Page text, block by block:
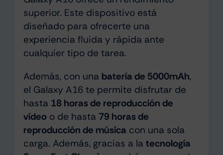
superior. Este dispositivo está
diseñado para ofrecerte una
experiencia fluida y rápida ante
cualquier tipo de tarea.
Además, con una batería de 5000mAh,
el Galaxy A16 te permite disfrutar de
hasta 18 horas de reproducción de
vídeoo de hasta 79 horas de
reproducción de música con una sola
carga. Además, gracias a la tecnología